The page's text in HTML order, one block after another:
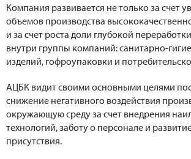
Компания развивается не только за счет
объемов производства
и за счет роста доли глубокой
внутри группы компаний: санитарно-
изделий, гофроупаковки и
АЦБК видит своими основными целями
снижение негативного воздействия
окружающую среду за счет внедрения
технологий, заботу о персонале и
присутствия.